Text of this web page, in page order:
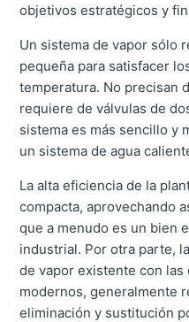
objetivos estratégicos y
Un sistema de vapor sólo
pequeña para satisfacer
temperatura. No precisan
requiere de válvulas de
sistema es más sencillo y
un sistema de agua
La alta eficiencia de la
compacta, aprovechando
que a menudo es un bien
industrial. Por otra parte,
de vapor existente con
modernos, generalmente
eliminación y sustitución